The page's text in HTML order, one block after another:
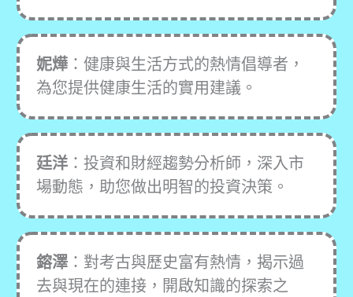
妮燁：健康與生活方式的熱情倡導者，
為您提供健康生活的實用建議。
廷洋：投資和財經趨勢分析師，深入市
場動態，助您做出明智的投資決策。
鎔澤：對考古與歷史富有熱情，揭示過
去與現在的連接，開啟知識的探索之